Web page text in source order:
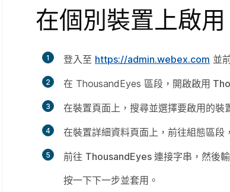
在個別裝置上啟用
1 登入至 https://admin.webex.com 並
2 在 ThousandEyes 區段，開啟啟用
3 在裝置頁面上，搜尋並選擇要啟用的裝
4 在裝置詳細資料頁面上，前往組態區段
5 前往 ThousandEyes 連接字串 ，然後
按一下下一步並套用 。